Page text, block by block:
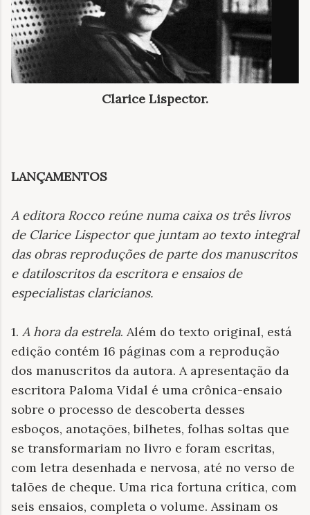
Clarice Lispector.
LANÇAMENTOS
A editora Rocco reúne numa caixa os três livros
de Clarice Lispector que juntam ao texto integral
das obras reproduções de parte dos manuscritos
e datiloscritos da escritora e ensaios de
especialistas claricianos.
1. A hora da estrela. Além do texto original, está
edição contém 16 páginas com a reprodução
dos manuscritos da autora. A apresentação da
escritora Paloma Vidal é uma crônica-ensaio
sobre o processo de descoberta desses
esboços, anotações, bilhetes, folhas soltas que
se transformariam no livro e foram escritas,
com letra desenhada e nervosa, até no verso de
talões de cheque. Uma rica fortuna crítica, com
seis ensaios, completa o volume. Assinam os